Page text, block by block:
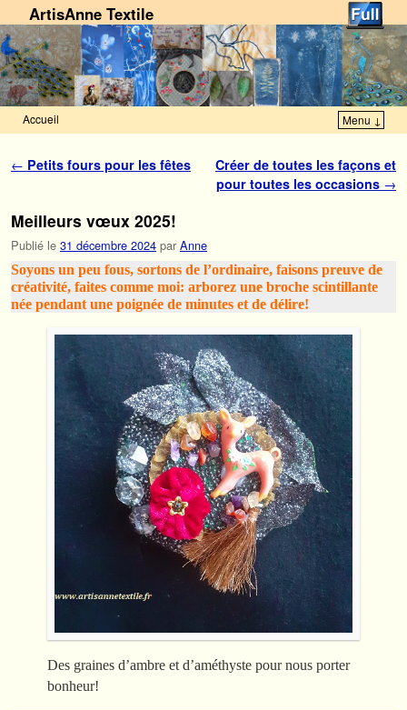
ArtisAnne Textile
Accueil Menu ↓
Navigation des articles
← Petits fours pour les fêtes
Créer de toutes les façons et
pour toutes les occasions →
Meilleurs vœux 2025!
Publié le 31 décembre 2024 par Anne
Soyons un peu fous, sortons de l’ordinaire, faisons preuve de
créativité, faites comme moi: arborez une broche scintillante
née pendant une poignée de minutes et de délire!
Des graines d’ambre et d’améthyste pour nous porter
bonheur!